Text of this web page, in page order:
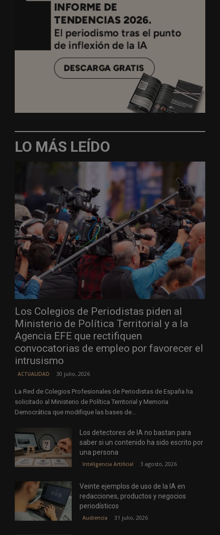
LO MÁS LEÍDO
Los Colegios de Periodistas piden al
Ministerio de Política Territorial y a la
Agencia EFE que rectifiquen
convocatorias de empleo por favorecer el
intrusismo
ACTUALIDAD 30 julio, 2026
La Red de Colegios Profesionales de Periodistas de España ha
solicitado al Ministerio de Política Territorial y Memoria
Democrática que modifique las bases de...
Los detectores de IA no bastan para
saber si un contenido ha sido escrito por
una persona
Inteligencia Artificial 3 agosto, 2026
Veinte ejemplos de uso de la IA en
redacciones, productos y negocios
periodísticos
Audiencia 31 julio, 2026